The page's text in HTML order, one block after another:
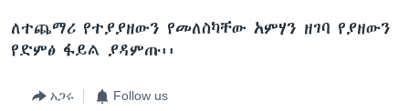
ለተጨማሪ የተያያዘውን የመለስካቸው አምሃን ዘገባ የያዘውን
የድምፅ ፋይል ያዳምጡ፡፡
አጋሩ Follow us